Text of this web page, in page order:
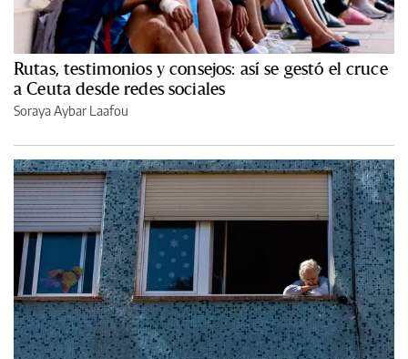
Rutas, testimonios y consejos: así se gestó el cruce
a Ceuta desde redes sociales
Soraya Aybar Laafou